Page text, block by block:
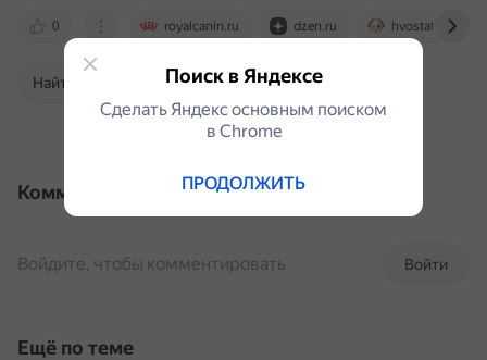
0 royalcanin.ru dzen.ru hvostatic.ru
Найти в Поиске
Комментарии
Войти
Войдите, чтобы комментировать
Ещё по теме
Поиск в Яндексе
Сделать Яндекс основным поиском
в Сhrome
ПРОДОЛЖИТЬ